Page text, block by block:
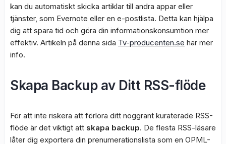
kan du automatiskt skicka artiklar till andra appar eller
tjänster, som Evernote eller en e-postlista. Detta kan hjälpa
dig att spara tid och göra din informationskonsumtion mer
effektiv. Artikeln på denna sida Tv-producenten.se har mer
info.
Skapa Backup av Ditt RSS-flöde
För att inte riskera att förlora ditt noggrant kuraterade RSS-
flöde är det viktigt att skapa backup. De flesta RSS-läsare
låter dig exportera din prenumerationslista som en OPML-